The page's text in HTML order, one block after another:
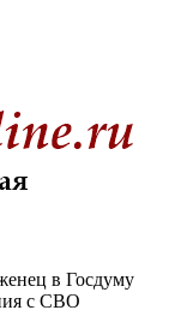
в Госдуму
с СВО